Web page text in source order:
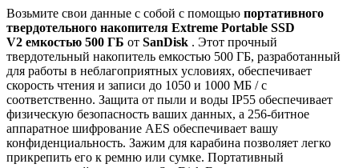
Возьмите свои данные с собой с помощью портативного
твердотельного накопителя Extreme Portable SSD
V2 емкостью 500 ГБ от SanDisk . Этот прочный
твердотельный накопитель емкостью 500 ГБ, разработанный
для работы в неблагоприятных условиях, обеспечивает
скорость чтения и записи до 1050 и 1000 МБ / с
соответственно. Защита от пыли и воды IP55 обеспечивает
физическую безопасность ваших данных, а 256-битное
аппаратное шифрование AES обеспечивает вашу
конфиденциальность. Зажим для карабина позволяет легко
прикрепить его к ремню или сумке. Портативный